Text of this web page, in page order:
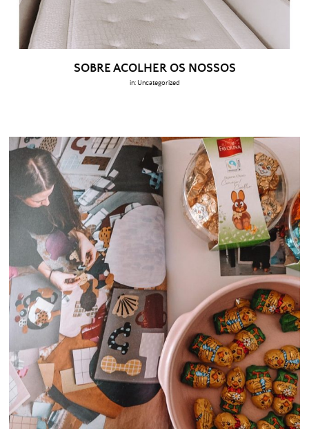
SOBRE ACOLHER OS NOSSOS
in: Uncategorized